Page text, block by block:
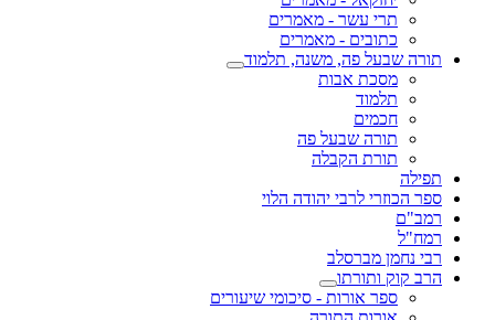
תרי עשר - מאמרים
כתובים - מאמרים
תורה שבעל פה, משנה, תלמוד
מסכת אבות
תלמוד
חכמים
תורה שבעל פה
תורת הקבלה
תפילה
ספר הכוזרי לרבי יהודה הלוי
רמב"ם
רמח"ל
רבי נחמן מברסלב
הרב קוק ותורתו
ספר אורות - סיכומי שיעורים